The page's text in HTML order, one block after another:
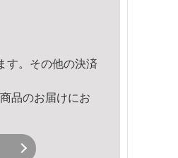
す。その他の決済
品のお届けにお